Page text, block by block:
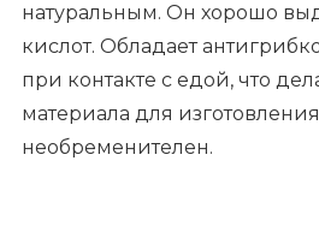
натуральным. Он хорошо
кислот. Обладает
при контакте с едой, что
материала для
необременителен.